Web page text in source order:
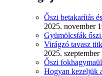
Őszi betakarítás
2025. november
Gyümölcsfák őszi
Virágzó tavasz
2025. szeptember
Őszi
Hogyan kezeljük